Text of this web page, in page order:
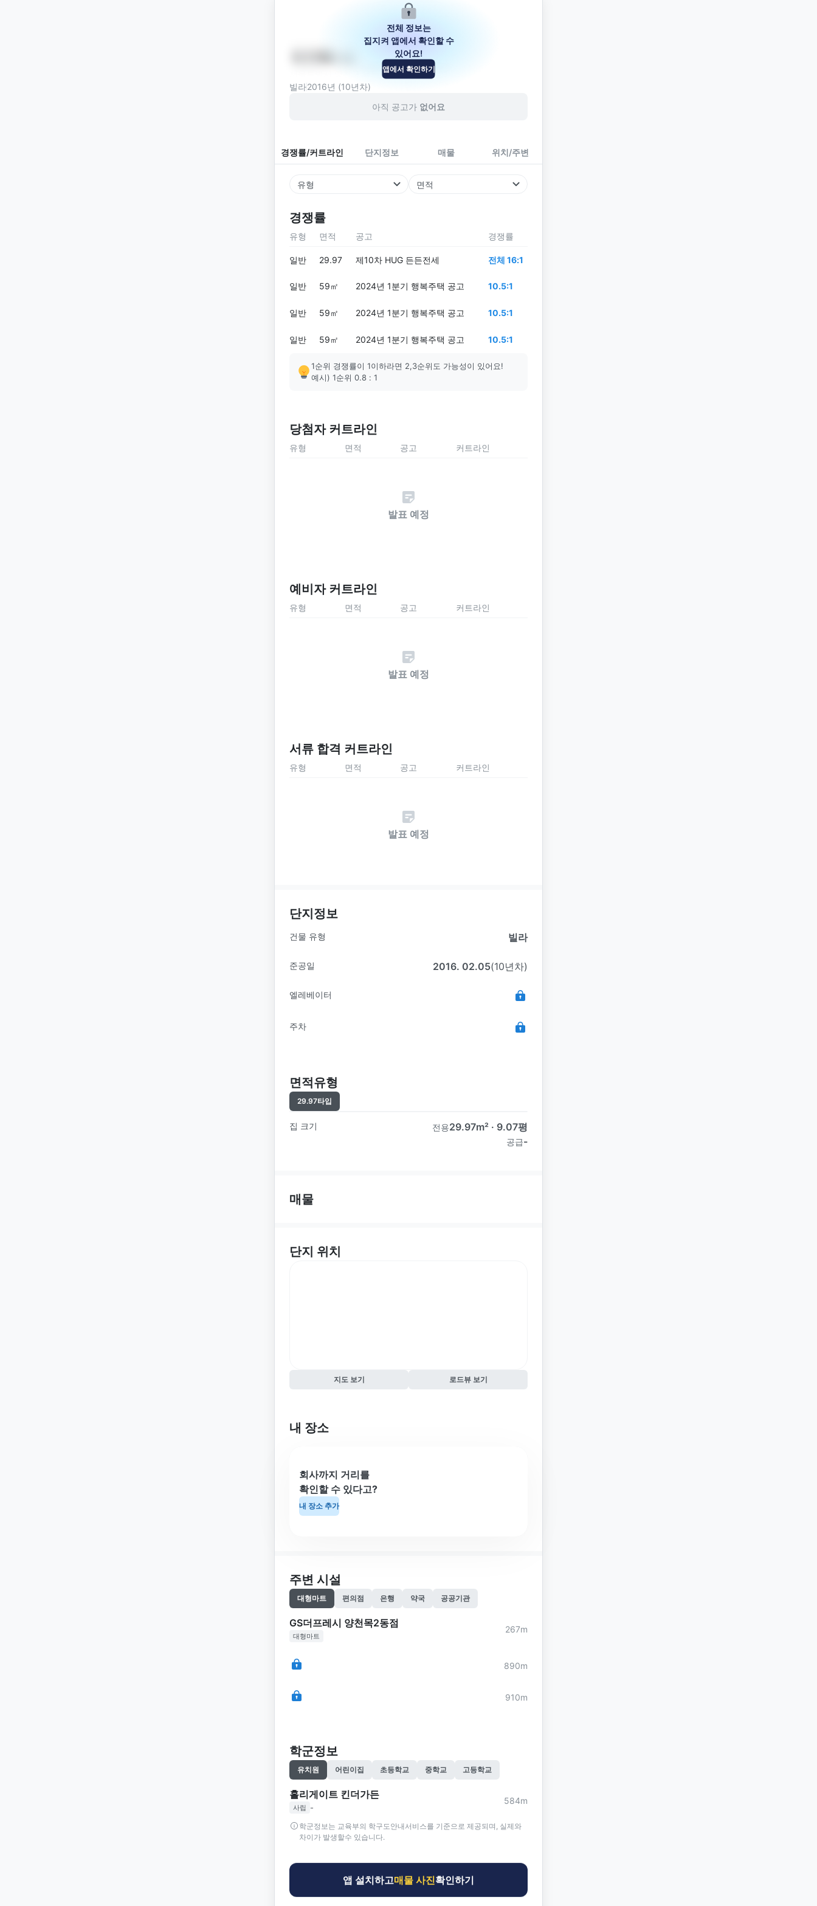
서울특별시 양천구 목동중앙북로16길 101
빌라2016년 (10년차)
아직 공고가 없어요
경쟁률/커트라인 단지정보 매물 위치/주변
유형 면적
경쟁률
전체 정보는
집지켜 앱에서 확인할 수
있어요!
앱에서 확인하기
유형 면적 공고 경쟁률
일반 29.97 제10차 HUG 든든전세 전체 16:1
일반 59㎡ 2024년 1분기 행복주택 공고 10.5:1
일반 59㎡ 2024년 1분기 행복주택 공고 10.5:1
일반 59㎡ 2024년 1분기 행복주택 공고 10.5:1
1순위 경쟁률이 1이하라면 2,3순위도 가능성이 있어요!
예시) 1순위 0.8 : 1
당첨자 커트라인
유형 면적 공고 커트라인
발표 예정
예비자 커트라인
유형 면적 공고 커트라인
발표 예정
서류 합격 커트라인
유형 면적 공고 커트라인
발표 예정
단지정보
건물 유형 빌라
준공일 2016. 02.05(10년차)
엘레베이터
주차
면적유형
29.97타입
집 크기 전용29.97m² · 9.07평
공급-
매물
단지 위치
지도 보기 로드뷰 보기
내 장소
회사까지 거리를
확인할 수 있다고?
내 장소 추가
주변 시설
대형마트 편의점 은행 약국 공공기관
GS더프레시 양천목2동점
대형마트
267m
890m
910m
학군정보
유치원 어린이집 초등학교 중학교 고등학교
홀리게이트 킨더가든
사립 -
584m
학군정보는 교육부의 학구도안내서비스를 기준으로 제공되며, 실제와
차이가 발생할수 있습니다.
앱 설치하고매물 사진확인하기